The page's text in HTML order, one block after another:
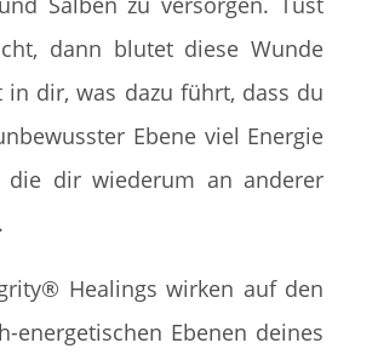
dann blutet diese Wunde
in dir, was dazu führt, dass du
Ebene viel Energie
die dir wiederum an anderer
Healings wirken auf den
energetischen Ebenen deines